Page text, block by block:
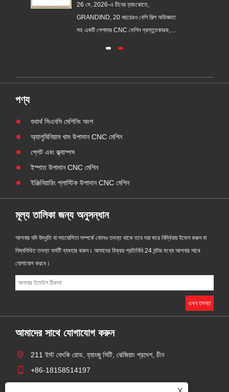
26 মে, 2026-এ চীনের হ্যাংঝোতে,
GRANDIND, 20 বছরেরও বেশি শিল্প অভিজ্ঞতা
সহ একটি পেশাদার CNC মেশিন প্রস্তুতকারক,
পণ্য
যথার্থ সিএনসি মেশিনিং অংশ
অ্যালুমিনিয়াম খাদ উপাদান CNC মেশিন
প্লেট এবং ক্ল্যাম্পস
ইস্পাত উপাদান CNC মেশিন
ইঞ্জিনিয়ারিং প্লাস্টিক উপাদান CNC মেশিন
মূল্য তালিকা জন্য অনুসন্ধান
আপনার যদি উদ্ধৃতি বা সহযোগিতা সম্পর্কে কোনও তদন্ত থাকে তবে দয়া করে নির্দ্বিধায় ইমেল করুন বা
নিম্নলিখিত তদন্ত ফর্মটি ব্যবহার করুন। আমাদের বিক্রয় প্রতিনিধি 24 ঘন্টার মধ্যে আপনার সাথে
যোগাযোগ করবে।
আমাদের সাথে যোগাযোগ করুন
211 ইস্ট ফেংকি রোড, হ্যাংজু সিটি, ঝেজিয়াং প্রদেশ, চীন
+86-18158514197